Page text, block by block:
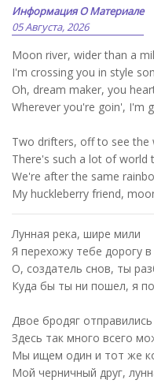
Информация О Материале
05 Августа, 2026
Moon river, wider than a
I'm crossing you in style
Oh, dream maker, you
Wherever you're goin', I'm
Two drifters, off to see the
There's such a lot of world
We're after the same
My huckleberry friend,
Лунная река, шире мили
Я перехожу тебе дорогу
О, создатель снов, ты
Куда бы ты ни пошел, я
Двое бродяг
Здесь так много всего
Мы ищем один и тот же
Мой черничный друг,